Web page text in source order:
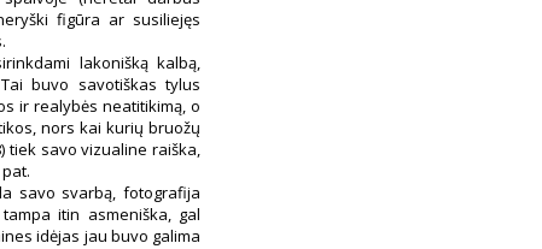
figūra ar susiliejęs
lakonišką kalbą,
buvo savotiškas tylus
ir realybės neatitikimą, o
nors kai kurių bruožų
tiek savo vizualine raiška,
savo svarbą, fotografija
itin asmeniška, gal
idėjas jau buvo galima